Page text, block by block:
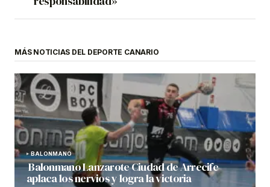
MÁS NOTICIAS DEL DEPORTE CANARIO
BALONMANO
Balonmano Lanzarote Ciudad de Arrecife
aplaca los nervios y logra la victoria